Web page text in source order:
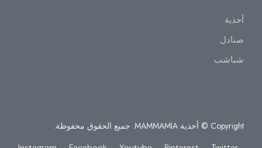
أحذية
صنادل
شباشب
Copyright © أحذية MAMMAMIA. جميع الحقوق محفوظة.